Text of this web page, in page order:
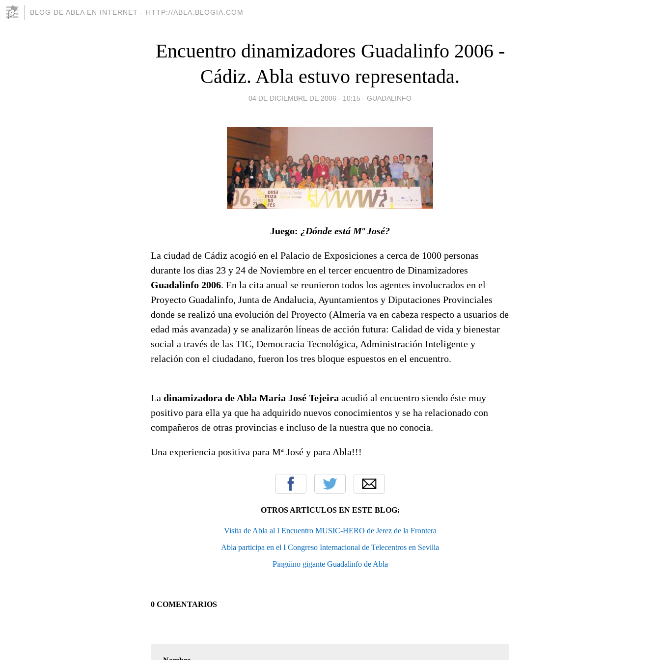
BLOG DE ABLA EN INTERNET - HTTP://ABLA.BLOGIA.COM
Encuentro dinamizadores Guadalinfo 2006 -
Cádiz. Abla estuvo representada.
04 DE DICIEMBRE DE 2006 - 10:15 - GUADALINFO
Juego: ¿Dónde está Mª José?
La ciudad de Cádiz acogió en el Palacio de Exposiciones a cerca de 1000 personas
durante los dias 23 y 24 de Noviembre en el tercer encuentro de Dinamizadores
Guadalinfo 2006. En la cita anual se reunieron todos los agentes involucrados en el
Proyecto Guadalinfo, Junta de Andalucia, Ayuntamientos y Diputaciones Provinciales
donde se realizó una evolución del Proyecto (Almería va en cabeza respecto a usuarios de
edad más avanzada) y se analizarón líneas de acción futura: Calidad de vida y bienestar
social a través de las TIC, Democracia Tecnológica, Administración Inteligente y
relación con el ciudadano, fueron los tres bloque espuestos en el encuentro.
La dinamizadora de Abla Maria José Tejeira acudió al encuentro siendo éste muy
positivo para ella ya que ha adquirido nuevos conocimientos y se ha relacionado con
compañeros de otras provincias e incluso de la nuestra que no conocia.
Una experiencia positiva para Mª José y para Abla!!!
OTROS ARTÍCULOS EN ESTE BLOG:
Visita de Abla al I Encuentro MUSIC-HERO de Jerez de la Frontera
Abla participa en el I Congreso Internacional de Telecentros en Sevilla
Pingüino gigante Guadalinfo de Abla
0 COMENTARIOS